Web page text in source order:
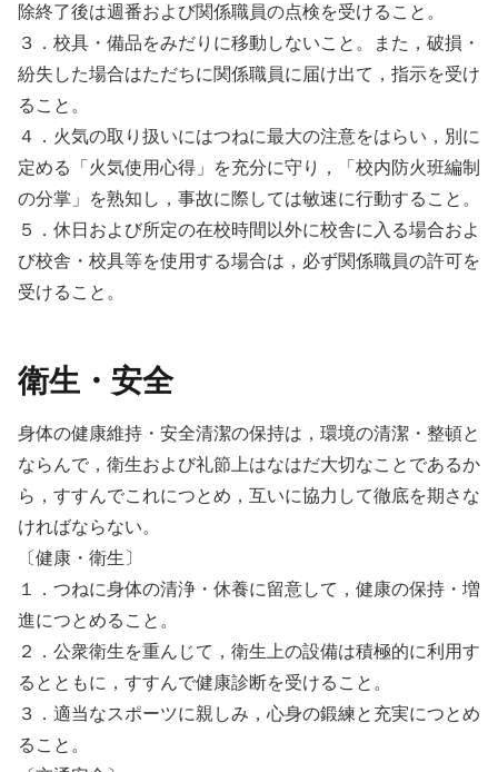
除終了後は週番および関係職員の点検を受けること。
３．校具・備品をみだりに移動しないこと。また，破損・
紛失した場合はただちに関係職員に届け出て，指示を受け
ること。
４．火気の取り扱いにはつねに最大の注意をはらい，別に
定める「火気使用心得」を充分に守り，「校内防火班編制
の分掌」を熟知し，事故に際しては敏速に行動すること。
５．休日および所定の在校時間以外に校舎に入る場合およ
び校舎・校具等を使用する場合は，必ず関係職員の許可を
受けること。
衛生・安全
身体の健康維持・安全清潔の保持は，環境の清潔・整頓と
ならんで，衛生および礼節上はなはだ大切なことであるか
ら，すすんでこれにつとめ，互いに協力して徹底を期さな
ければならない。
〔健康・衛生〕
１．つねに身体の清浄・休養に留意して，健康の保持・増
進につとめること。
２．公衆衛生を重んじて，衛生上の設備は積極的に利用す
るとともに，すすんで健康診断を受けること。
３．適当なスポーツに親しみ，心身の鍛練と充実につとめ
ること。